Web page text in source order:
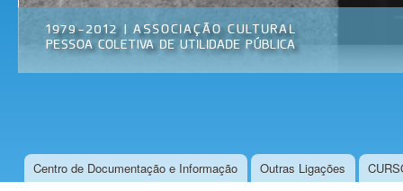
Menu principal
Centro de Documentação e Informação Outras Ligações